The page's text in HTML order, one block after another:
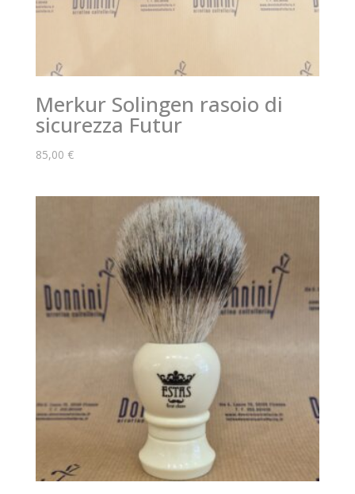
Merkur Solingen rasoio di
sicurezza Futur
85,00 €